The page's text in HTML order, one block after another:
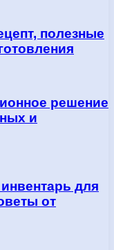
полезные
решение
и
для
от